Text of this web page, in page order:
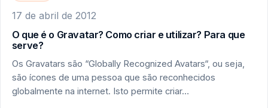
17 de abril de 2012
O que é o Gravatar? Como criar e utilizar? Para que
serve?
Os Gravatars são “Globally Recognized Avatars“, ou seja,
são ícones de uma pessoa que são reconhecidos
globalmente na internet. Isto permite criar…